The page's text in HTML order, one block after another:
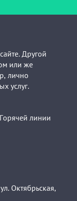
Другой
или же
лично
услуг.
линии
Октябрьская,